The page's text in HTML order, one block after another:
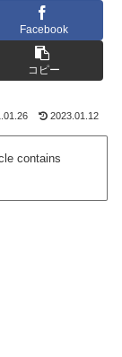
Facebook
コピー
2023.01.12
contains